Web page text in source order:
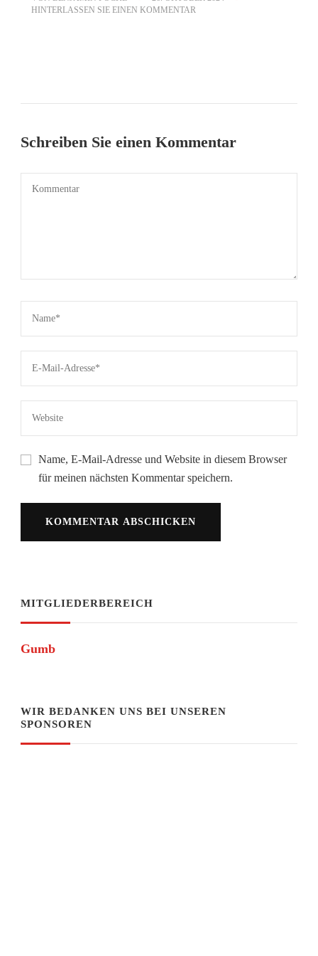
HINTERLASSEN SIE EINEN KOMMENTAR
Schreiben Sie einen Kommentar
Name, E-Mail-Adresse und Website in diesem Browser
für meinen nächsten Kommentar speichern.
MITGLIEDERBEREICH
Gumb
WIR BEDANKEN UNS BEI UNSEREN
SPONSOREN